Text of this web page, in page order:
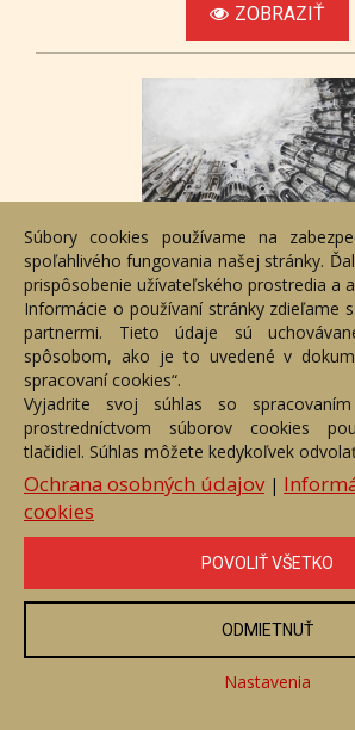
ZOBRAZIŤ
Makropolis
Voľný predaj
Cena:1 300 €
ZOBRAZIŤ
Súbory cookies používame na
spoľahlivého fungovania našej stránky.
prispôsobenie užívateľského prostredia a
Informácie o používaní stránky zdieľame
partnermi. Tieto údaje sú
spôsobom, ako je to uvedené v
spracovaní cookies“.
Vyjadrite svoj súhlas so
prostredníctvom súborov cookies
tlačidiel. Súhlas môžete kedykoľvek
Ochrana osobných údajov|
cookies
POVOLIŤ VŠETKO
ODMIETNUŤ
Nastavenia